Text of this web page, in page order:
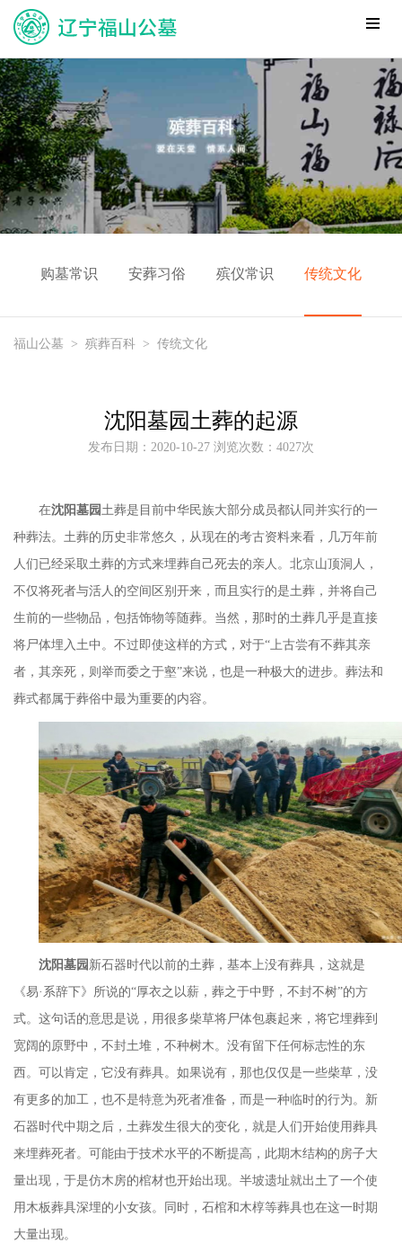
购墓常识 安葬习俗 殡仪常识 传统文化
福山公墓 > 殡葬百科 > 传统文化
沈阳墓园土葬的起源
发布日期：2020-10-27 浏览次数：4027次
在沈阳墓园土葬是目前中华民族大部分成员都认同并实行的一
种葬法。土葬的历史非常悠久，从现在的考古资料来看，几万年前
人们已经采取土葬的方式来埋葬自己死去的亲人。北京山顶洞人，
不仅将死者与活人的空间区别开来，而且实行的是土葬，并将自己
生前的一些物品，包括饰物等随葬。当然，那时的土葬几乎是直接
将尸体埋入土中。不过即使这样的方式，对于“上古尝有不葬其亲
者，其亲死，则举而委之于壑”来说，也是一种极大的进步。葬法和
葬式都属于葬俗中最为重要的内容。
沈阳墓园 新石器时代以前的土葬，基本上没有葬具，这就是
《易·系辞下》所说的“厚衣之以薪，葬之于中野，不封不树”的方
式。这句话的意思是说，用很多柴草将尸体包裹起来，将它埋葬到
宽阔的原野中，不封土堆，不种树木。没有留下任何标志性的东
西。可以肯定，它没有葬具。如果说有，那也仅仅是一些柴草，没
有更多的加工，也不是特意为死者准备，而是一种临时的行为。新
石器时代中期之后，土葬发生很大的变化，就是人们开始使用葬具
来埋葬死者。可能由于技术水平的不断提高，此期木结构的房子大
量出现，于是仿木房的棺材也开始出现。半坡遗址就出土了一个使
用木板葬具深埋的小女孩。同时，石棺和木椁等葬具也在这一时期
大量出现。